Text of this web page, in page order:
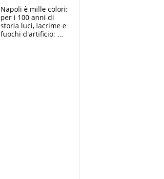
bigliettini
Napoli è mille colori:
per i 100 anni di
storia luci, lacrime e
fuochi d'artificio: De